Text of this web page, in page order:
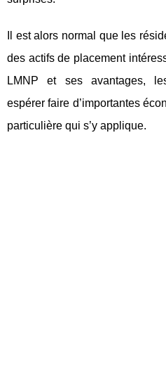
Il est alors normal que les
des actifs de placement
LMNP et ses avantages,
espérer faire d’importantes
particulière qui s’y applique.